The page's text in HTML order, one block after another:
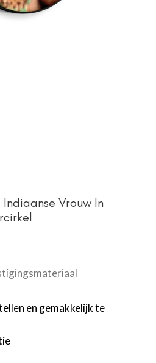
Vrouw In
en gemakkelijk te